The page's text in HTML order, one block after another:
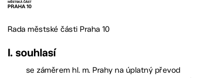
Rada městské části Praha 10
I. souhlasí
se záměrem hl. m. Prahy na úplatný převod